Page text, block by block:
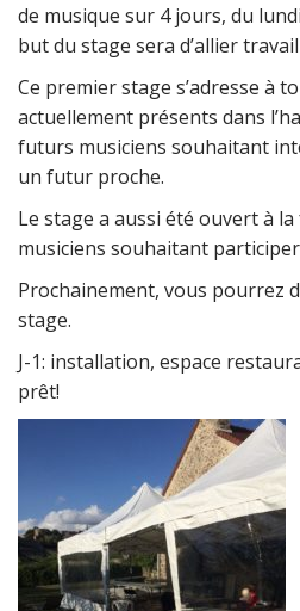
de musique sur 4 jours, du
but du stage sera d’allier
Ce premier stage s’adresse à
actuellement présents dans
futurs musiciens souhaitant
un futur proche.
Le stage a aussi été ouvert à
musiciens souhaitant participer
Prochainement, vous pourrez
stage.
J-1: installation, espace
prêt!